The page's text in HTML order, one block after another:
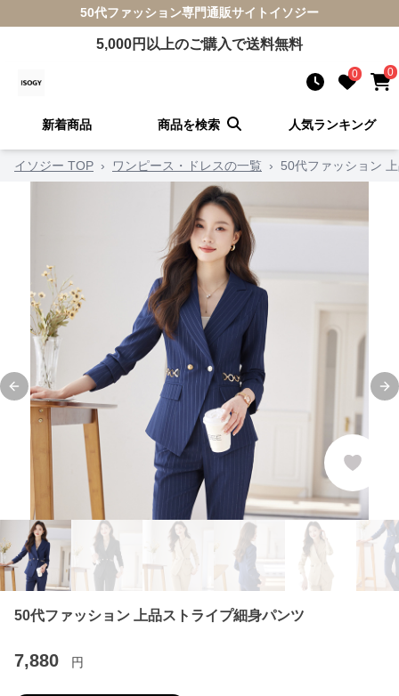
50代ファッション専門通販サイト イソジー
5,000円以上のご購入で送料無料
0 0
新着商品 商品を検索 人気ランキング
イソジー TOP › ワンピース・ドレスの一覧 › 50代ファッション
Previous slide
50代ファッション 上品ストライプ細身パンツ
7,880 円